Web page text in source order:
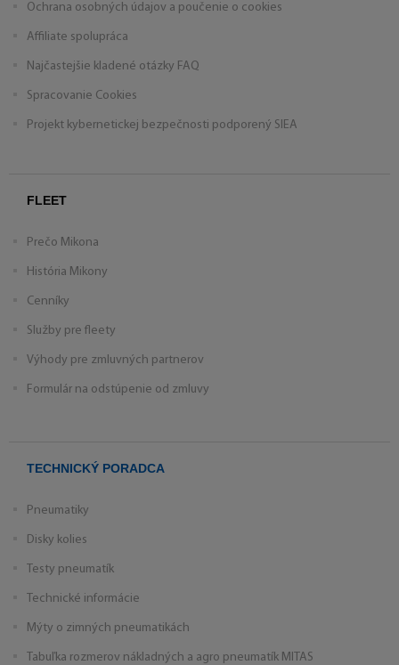
Ochrana osobných údajov a poučenie o cookies
Affiliate spolupráca
Najčastejšie kladené otázky FAQ
Spracovanie Cookies
Projekt kybernetickej bezpečnosti podporený SIEA
FLEET
Prečo Mikona
História Mikony
Cenníky
Služby pre fleety
Výhody pre zmluvných partnerov
Formulár na odstúpenie od zmluvy
TECHNICKÝ PORADCA
Pneumatiky
Disky kolies
Testy pneumatík
Technické informácie
Mýty o zimných pneumatikách
Tabuľka rozmerov nákladných a agro pneumatík MITAS